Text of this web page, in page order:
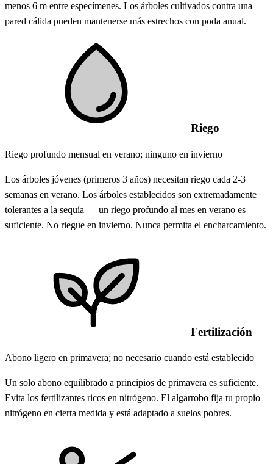
menos 6 m entre especímenes. Los árboles cultivados contra una
pared cálida pueden mantenerse más estrechos con poda anual.
Riego
Riego profundo mensual en verano; ninguno en invierno
Los árboles jóvenes (primeros 3 años) necesitan riego cada 2-3
semanas en verano. Los árboles establecidos son extremadamente
tolerantes a la sequía — un riego profundo al mes en verano es
suficiente. No riegue en invierno. Nunca permita el encharcamiento.
Fertilización
Abono ligero en primavera; no necesario cuando está establecido
Un solo abono equilibrado a principios de primavera es suficiente.
Evita los fertilizantes ricos en nitrógeno. El algarrobo fija tu propio
nitrógeno en cierta medida y está adaptado a suelos pobres.